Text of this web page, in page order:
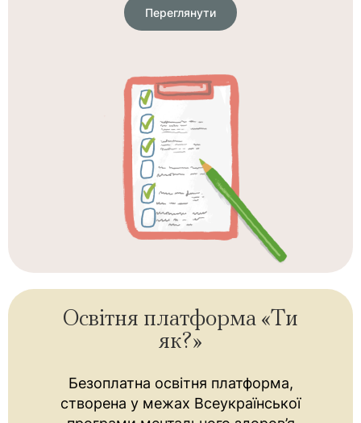
Переглянути
Освітня платформа «Ти
як?»
Безоплатна освітня платформа,
створена у межах Всеукраїнської